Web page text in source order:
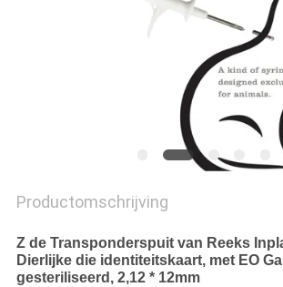
Productomschrijving
Z de Transponderspuit van Reeks
Dierlijke die identiteitskaart, met EO
gesteriliseerd, 2,12 * 12mm